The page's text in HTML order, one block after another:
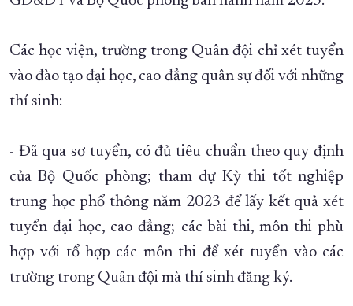
Các học viện, trường trong Quân đội chỉ xét tuyển
vào đào tạo đại học, cao đẳng quân sự đối với những
thí sinh:
- Đã qua sơ tuyển, có đủ tiêu chuẩn theo quy định
của Bộ Quốc phòng; tham dự Kỳ thi tốt nghiệp
trung học phổ thông năm 2023 để lấy kết quả xét
tuyển đại học, cao đẳng; các bài thi, môn thi phù
hợp với tổ hợp các môn thi để xét tuyển vào các
trường trong Quân đội mà thí sinh đăng ký.